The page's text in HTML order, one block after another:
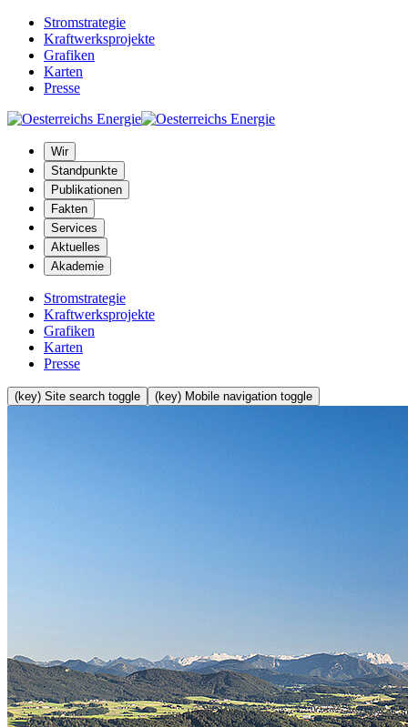
Stromstrategie
Kraftwerksprojekte
Grafiken
Karten
Presse
Wir
Standpunkte
Publikationen
Fakten
Services
Aktuelles
Akademie
Stromstrategie
Kraftwerksprojekte
Grafiken
Karten
Presse
(key) Site search toggle (key) Mobile navigation toggle